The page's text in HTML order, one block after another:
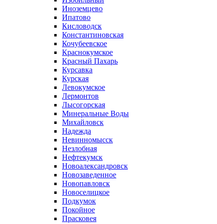
Иноземцево
Ипатово
Кисловодск
Константиновская
Кочубеевское
Краснокумское
Красный Пахарь
Курсавка
Курская
Левокумское
Лермонтов
Лысогорская
Минеральные Воды
Михайловск
Надежда
Невинномысск
Незлобная
Нефтекумск
Новоалександровск
Новозаведенное
Новопавловск
Новоселицкое
Подкумок
Покойное
Прасковея